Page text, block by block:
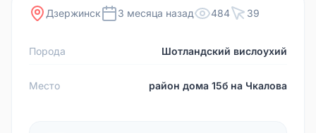
Дзержинск 3 месяца назад 484 39
Порода Шотландский вислоухий
Место район дома 15б на Чкалова